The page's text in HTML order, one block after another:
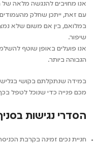
אנו מחויבים להנגשה מלאה
עם זאת, ייתכן שחלק
במלואם, בין אם משום שלא
שיפור.
אנו פועלים באופן שוטף
הגבוהה ביותר.
במידה שנתקלתם בקושי
מכם פנייה כדי שנוכל לטפל
הסדרי נגישות
חניית נכים זמינה בקרבת